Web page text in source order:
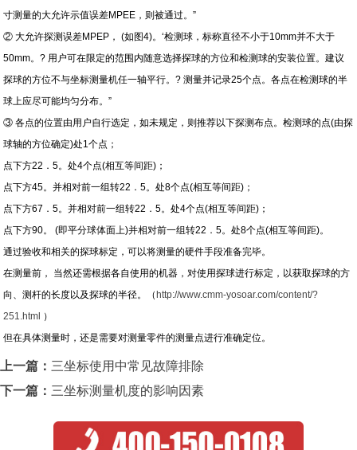
寸测量的大允许示值误差MPEE，则被通过。”
②大允许探测误差MPEP， (如图4)。‘检测球，标称直径不小于10mm并不大于
50mm。? 用户可在限定的范围内随意选择探球的方位和检测球的安装位置。建议
探球的方位不与坐标测量机任一轴平行。? 测量并记录25个点。各点在检测球的半
球上应尽可能均匀分布。”
③各点的位置由用户自行选定，如未规定，则推荐以下探测布点。检测球的点(由探
球轴的方位确定)处1个点；
点下方22．5。处4个点(相互等间距)；
点下方45。并相对前一组转22．5。处8个点(相互等间距)；
点下方67．5。并相对前一组转22．5。处4个点(相互等间距)；
点下方90。 (即平分球体面上)并相对前一组转22．5。处8个点(相互等间距)。
通过验收和相关的探球标定，可以将测量的硬件手段准备完毕。
在测量前， 当然还需根据各自使用的机器，对使用探球进行标定，以获取探球的方
向、测杆的长度以及探球的半径。（http://www.cmm-yosoar.com/content/?
251.html ）
但在具体测量时，还是需要对测量零件的测量点进行准确定位。
上一篇： 三坐标使用中常见故障排除
下一篇： 三坐标测量机度的影响因素